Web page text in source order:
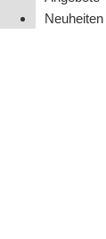
Neuheiten